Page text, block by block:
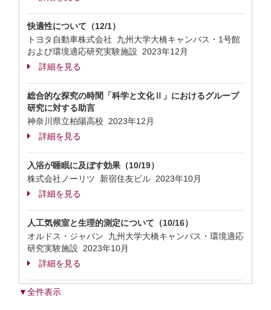
快適性について（12/1）
トヨタ自動車株式会社 九州大学大橋キャンパス・1号館
および環境適応研究実験施設 2023年12月
詳細を見る
総合的な探究の時間「科学と文化Ⅱ」におけるグループ
研究に対する助言
神奈川県立柏陽高校 2023年12月
詳細を見る
入浴が睡眠に及ぼす効果（10/19）
株式会社ノーリツ 新宿住友ビル 2023年10月
詳細を見る
人工気候室と生理的測定について（10/16）
オルドス・ジャパン 九州大学大橋キャンパス・環境適応
研究実験施設 2023年10月
詳細を見る
▼全件表示